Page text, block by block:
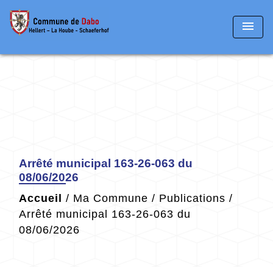
menu
Arrêté municipal 163-26-063 du
08/06/2026
Accueil / Ma Commune / Publications /
Arrêté municipal 163-26-063 du
08/06/2026